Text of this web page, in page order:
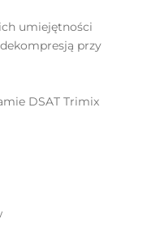
umiejętności
przy
DSAT Trimix